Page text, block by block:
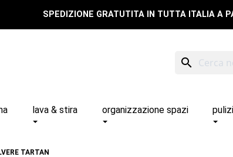
SPEDIZIONE GRATUTITA IN TUTTA ITALIA A
search
lava & stira organizzazione spazi
TARTAN